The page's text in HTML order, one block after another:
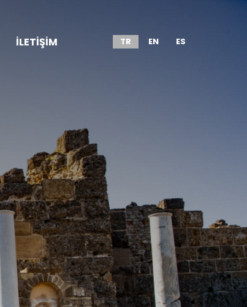
İLETİŞİM TR EN ES